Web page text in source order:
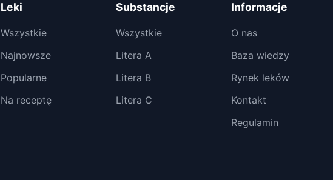
Leki
Wszystkie
Najnowsze
Popularne
Na receptę
Substancje
Wszystkie
Litera A
Litera B
Litera C
Informacje
O nas
Baza wiedzy
Rynek leków
Kontakt
Regulamin